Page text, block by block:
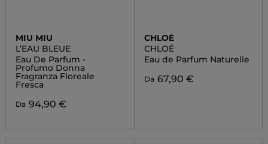
MIU MIU
L’EAU BLEUE
Eau De Parfum -
Profumo Donna
Fragranza Floreale
Fresca
Da 94,90 €
CHLOÉ
CHLOÉ
Eau de Parfum Naturelle
Da 67,90 €